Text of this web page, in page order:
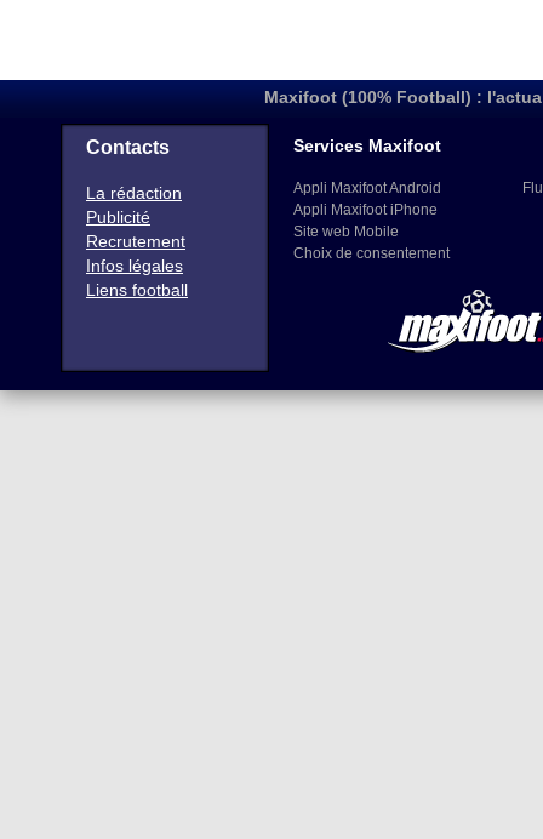
Maxifoot (100% Football) :
Contacts
La rédaction
Publicité
Recrutement
Infos légales
Liens football
Services Maxifoot
Appli Maxifoot Android
Appli Maxifoot iPhone
Site web Mobile
Choix de consentement